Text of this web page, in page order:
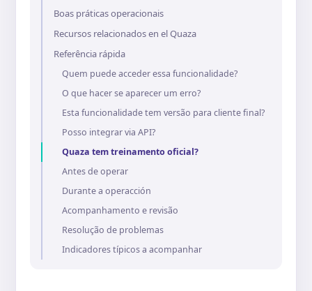
Boas práticas operacionais
Recursos relacionados en el Quaza
Referência rápida
Quem puede acceder essa funcionalidade?
O que hacer se aparecer um erro?
Esta funcionalidade tem versão para cliente final?
Posso integrar via API?
Quaza tem treinamento oficial?
Antes de operar
Durante a operacción
Acompanhamento e revisão
Resolução de problemas
Indicadores típicos a acompanhar